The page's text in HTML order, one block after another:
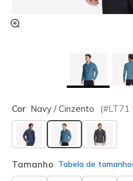
Cor Navy / Cinzento (#LT71
selecionado
Tamanho Tabela de